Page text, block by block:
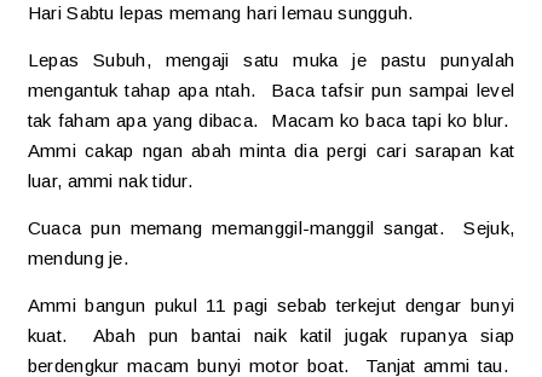
Hari Sabtu lepas memang hari lemau sungguh.
Lepas Subuh, mengaji satu muka je pastu punyalah
mengantuk tahap apa ntah. Baca tafsir pun sampai level
tak faham apa yang dibaca. Macam ko baca tapi ko blur.
Ammi cakap ngan abah minta dia pergi cari sarapan kat
luar, ammi nak tidur.
Cuaca pun memang memanggil-manggil sangat. Sejuk,
mendung je.
Ammi bangun pukul 11 pagi sebab terkejut dengar bunyi
kuat. Abah pun bantai naik katil jugak rupanya siap
berdengkur macam bunyi motor boat. Tanjat ammi tau.